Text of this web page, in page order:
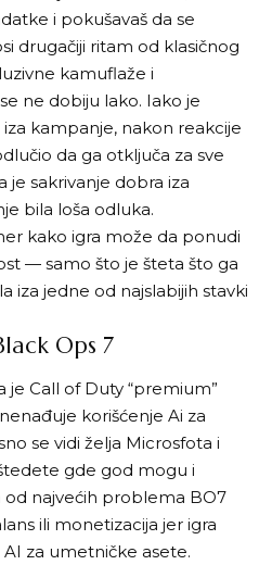
i pokušavaš da se
drugačiji ritam od klasičnog
kamuflaže i
ne dobiju lako. Iako je
kampanje, nakon reakcije
da ga otključa za sve
je sakrivanje dobra iza
bila loša odluka.
kako igra može da ponudi
— samo što je šteta što ga
iza jedne od najslabijih stavki
Ops 7
je Call of Duty “premium”
korišćenje Ai za
se vidi želja Microsfota i
gde god mogu i
od najvećih problema BO7
ili monetizacija jer igra
za umetničke asete.